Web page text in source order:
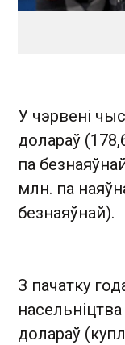
У чэрвені
долараў
па
млн. па
безнаяўнай).
З пачатку
долараў